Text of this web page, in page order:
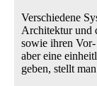
Verschiedene
Architektur und
sowie ihren
aber eine
geben, stellt